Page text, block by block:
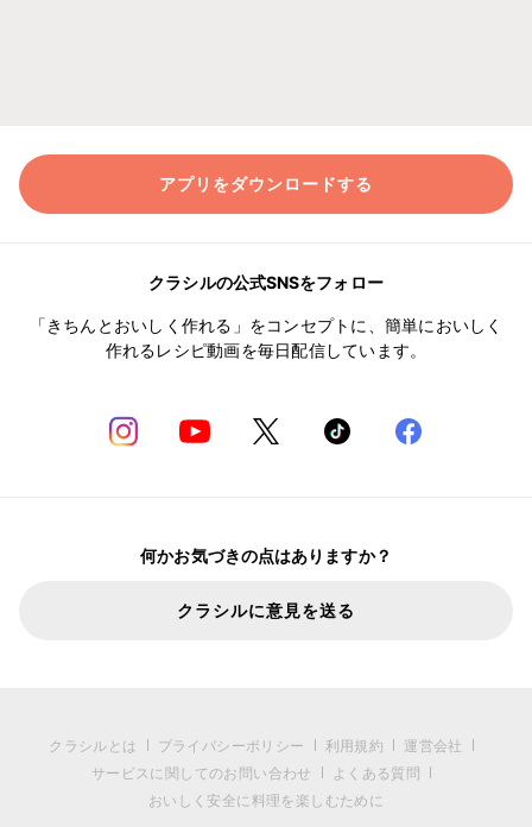
アプリをダウンロードする
クラシルの公式SNSをフォロー
「きちんとおいしく作れる」をコンセプトに、簡単においしく
作れるレシピ動画を毎日配信しています。
何かお気づきの点はありますか？
クラシルに意見を送る
クラシルとは プライバシーポリシー 利用規約
運営会社
サービスに関してのお問い合わせ
よくある質問
おいしく安全に料理を楽しむために